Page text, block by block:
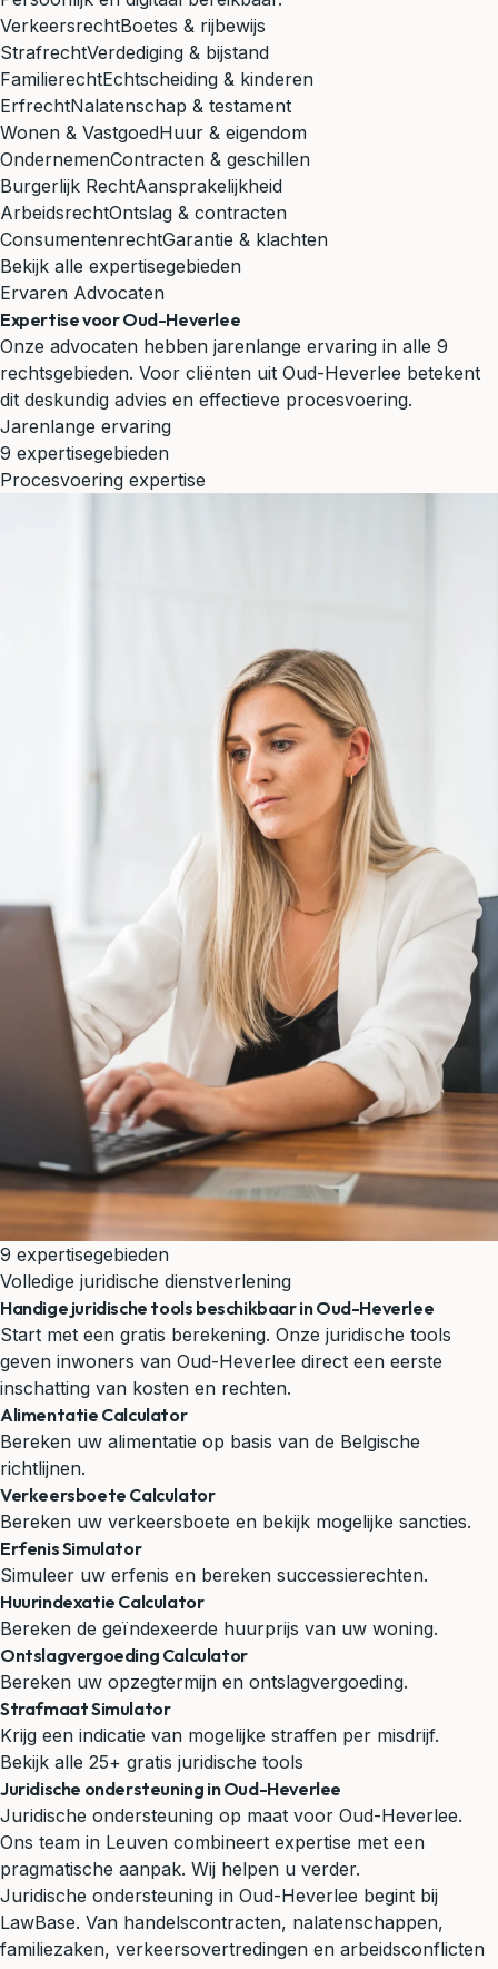
VerkeersrechtBoetes & rijbewijs
StrafrechtVerdediging & bijstand
FamilierechtEchtscheiding & kinderen
ErfrechtNalatenschap & testament
Wonen & VastgoedHuur & eigendom
OndernemenContracten & geschillen
Burgerlijk RechtAansprakelijkheid
ArbeidsrechtOntslag & contracten
ConsumentenrechtGarantie & klachten
Bekijk alle expertisegebieden
Ervaren Advocaten
Expertise voor Oud-Heverlee
Onze advocaten hebben jarenlange ervaring in alle 9
rechtsgebieden. Voor cliënten uit Oud-Heverlee betekent
dit deskundig advies en effectieve procesvoering.
Jarenlange ervaring
9 expertisegebieden
Procesvoering expertise
9 expertisegebieden
Volledige juridische dienstverlening
Handige juridische tools beschikbaar in Oud-Heverlee
Start met een gratis berekening. Onze juridische tools
geven inwoners van Oud-Heverlee direct een eerste
inschatting van kosten en rechten.
Alimentatie Calculator
Bereken uw alimentatie op basis van de Belgische
richtlijnen.
Verkeersboete Calculator
Bereken uw verkeersboete en bekijk mogelijke sancties.
Erfenis Simulator
Simuleer uw erfenis en bereken successierechten.
Huurindexatie Calculator
Bereken de geïndexeerde huurprijs van uw woning.
Ontslagvergoeding Calculator
Bereken uw opzegtermijn en ontslagvergoeding.
Strafmaat Simulator
Krijg een indicatie van mogelijke straffen per misdrijf.
Bekijk alle 25+ gratis juridische tools
Juridische ondersteuning in Oud-Heverlee
Juridische ondersteuning op maat voor Oud-Heverlee.
Ons team in Leuven combineert expertise met een
pragmatische aanpak. Wij helpen u verder.
Juridische ondersteuning in Oud-Heverlee begint bij
LawBase. Van handelscontracten, nalatenschappen,
familiezaken, verkeersovertredingen en arbeidsconflicten